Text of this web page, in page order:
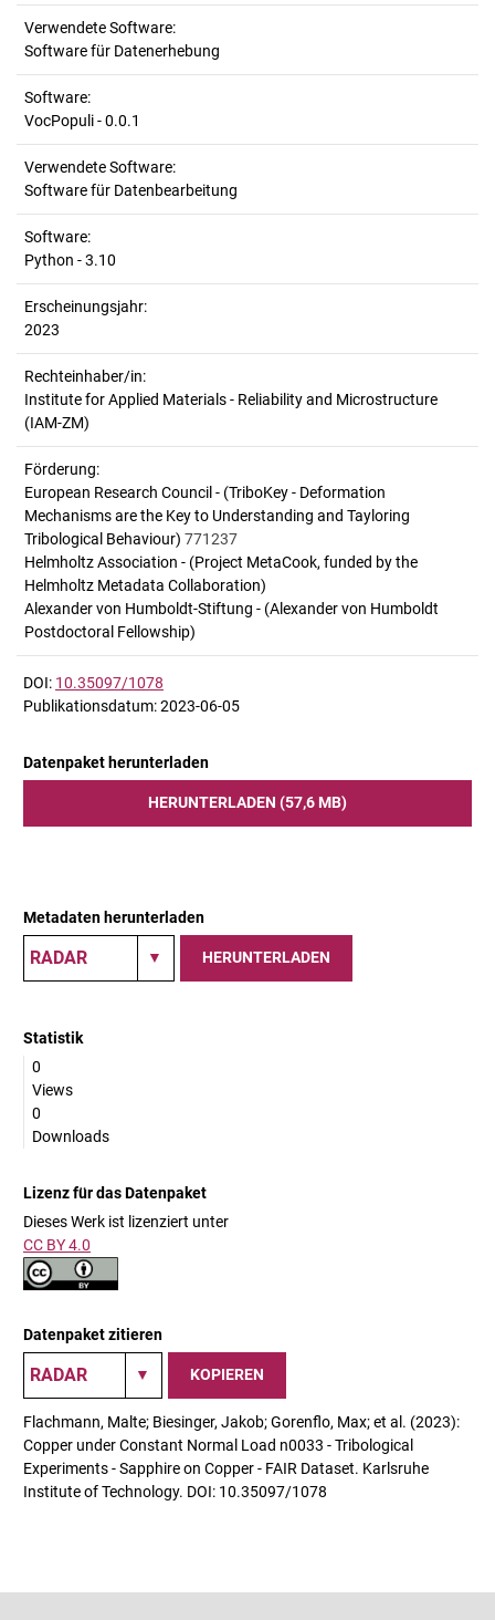
Verwendete Software:
Software für Datenerhebung
Software:
VocPopuli - 0.0.1
Verwendete Software:
Software für Datenbearbeitung
Software:
Python - 3.10
Erscheinungsjahr:
2023
Rechteinhaber/in:
Institute for Applied Materials - Reliability and Microstructure
(IAM-ZM)
Förderung:
European Research Council - (TriboKey - Deformation
Mechanisms are the Key to Understanding and Tayloring
Tribological Behaviour) 771237
Helmholtz Association - (Project MetaCook, funded by the
Helmholtz Metadata Collaboration)
Alexander von Humboldt-Stiftung - (Alexander von Humboldt
Postdoctoral Fellowship)
DOI: 10.35097/1078
Publikationsdatum: 2023-06-05
Datenpaket herunterladen
HERUNTERLADEN (57,6 MB)
Metadaten herunterladen
HERUNTERLADEN
Statistik
0
Views
0
Downloads
Lizenz für das Datenpaket
Dieses Werk ist lizenziert unter
CC BY 4.0
Datenpaket zitieren
KOPIEREN
Flachmann, Malte; Biesinger, Jakob; Gorenflo, Max; et al. (2023):
Copper under Constant Normal Load n0033 - Tribological
Experiments - Sapphire on Copper - FAIR Dataset. Karlsruhe
Institute of Technology. DOI: 10.35097/1078